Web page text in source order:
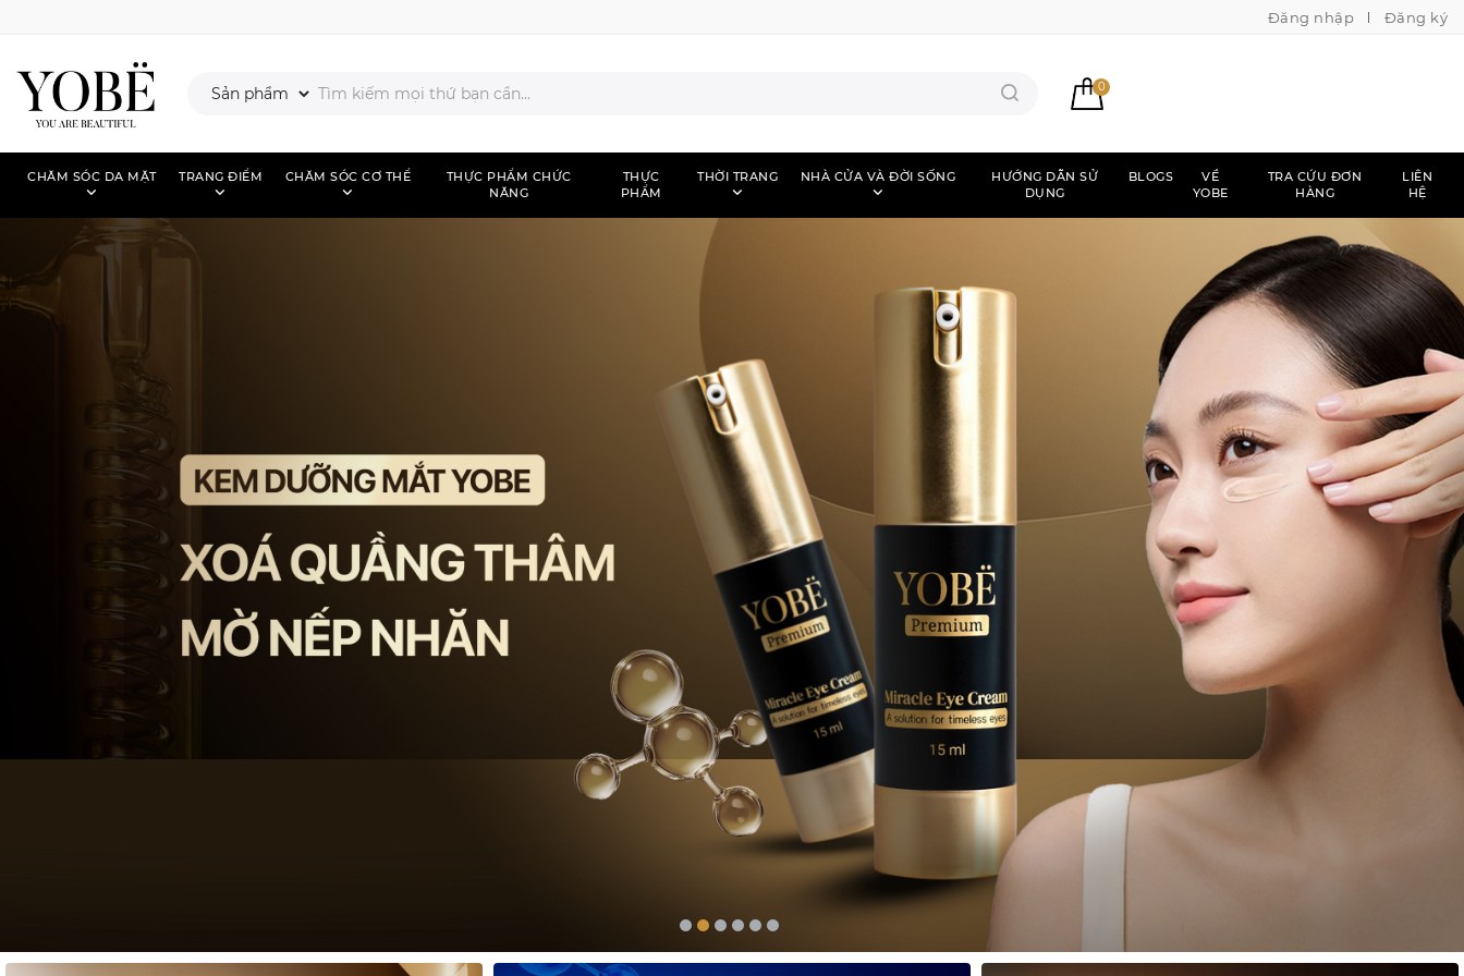
Đăng nhập Đăng ký
0
CHĂM SÓC DA MẶT TRANG ĐIỂM CHĂM SÓC CƠ THỂ
THỰC PHẨM CHỨC
NĂNG
THỰC
PHẨM
THỜI TRANG NHÀ CỬA VÀ ĐỜI SỐNG
HƯỚNG DẪN SỬ
DỤNG
BLOGS
VỀ
YOBE
TRA CỨU ĐƠN
HÀNG
LIÊN
HỆ